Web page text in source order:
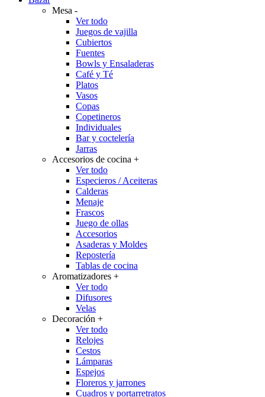
Mesa -
Ver todo
Juegos de vajilla
Cubiertos
Fuentes
Bowls y Ensaladeras
Café y Té
Platos
Vasos
Copas
Copetineros
Individuales
Bar y coctelería
Jarras
Accesorios de cocina +
Ver todo
Especieros / Aceiteras
Calderas
Menaje
Frascos
Juego de ollas
Accesorios
Asaderas y Moldes
Repostería
Tablas de cocina
Aromatizadores +
Ver todo
Difusores
Velas
Decoración +
Ver todo
Relojes
Cestos
Lámparas
Espejos
Floreros y jarrones
Cuadros y portarretratos